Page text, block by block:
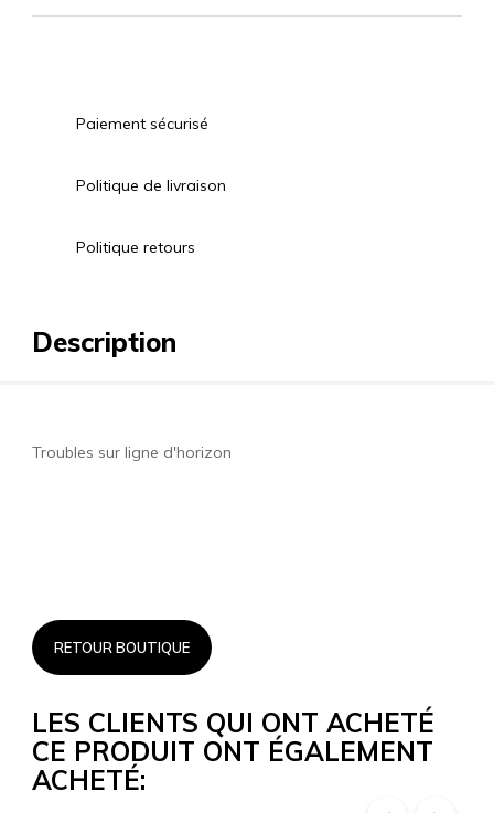
Paiement sécurisé
Politique de livraison
Politique retours
Description
Troubles sur ligne d'horizon
RETOUR BOUTIQUE
LES CLIENTS QUI ONT ACHETÉ
CE PRODUIT ONT ÉGALEMENT
ACHETÉ: